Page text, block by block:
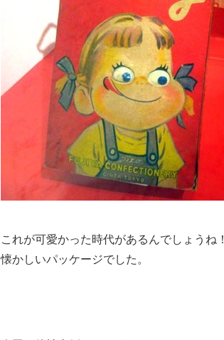
これが可愛かった時代があるんでしょうね！
懐かしいパッケージでした。